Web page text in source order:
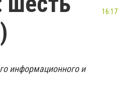
информационного и
16:17